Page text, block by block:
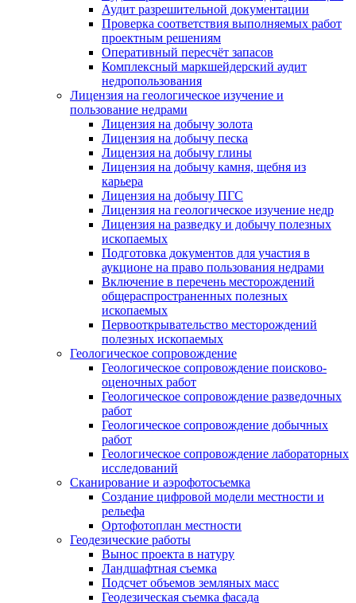
Аудит разрешительной документации
Проверка соответствия выполняемых работ
проектным решениям
Оперативный пересчёт запасов
Комплексный маркшейдерский аудит
недропользования
Лицензия на геологическое изучение и
пользование недрами
Лицензия на добычу золота
Лицензия на добычу песка
Лицензия на добычу глины
Лицензия на добычу камня, щебня из
карьера
Лицензия на добычу ПГС
Лицензия на геологическое изучение недр
Лицензия на разведку и добычу полезных
ископаемых
Подготовка документов для участия в
аукционе на право пользования недрами
Включение в перечень месторождений
общераспространенных полезных
ископаемых
Первооткрывательство месторождений
полезных ископаемых
Геологическое сопровождение
Геологическое сопровождение поисково-
оценочных работ
Геологическое сопровождение разведочных
работ
Геологическое сопровождение добычных
работ
Геологическое сопровождение лабораторных
исследований
Сканирование и аэрофотосъемка
Создание цифровой модели местности и
рельефа
Ортофотоплан местности
Геодезические работы
Вынос проекта в натуру
Ландшафтная съемка
Подсчет объемов земляных масс
Геодезическая съемка фасада